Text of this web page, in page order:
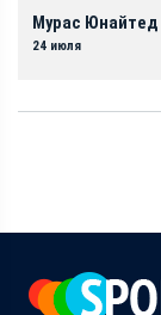
Мурас
24 июля